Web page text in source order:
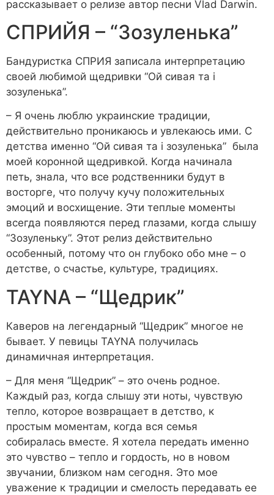
рассказывает о релизе автор песни Vlad Darwin.
СПРИЙЯ – “Зозуленька”
Бандуристка СПРИЯ записала интерпретацию
своей любимой щедривки “Ой сивая та і
зозуленька”.
– Я очень люблю украинские традиции,
действительно проникаюсь и увлекаюсь ими. С
детства именно “Ой сивая та і зозуленька” была
моей коронной щедривкой. Когда начинала
петь, знала, что все родственники будут в
восторге, что получу кучу положительных
эмоций и восхищение. Эти теплые моменты
всегда появляются перед глазами, когда слышу
“Зозуленьку”. Этот релиз действительно
особенный, потому что он глубоко обо мне – о
детстве, о счастье, культуре, традициях.
TAYNA – “Щедрик”
Каверов на легендарный “Щедрик” многое не
бывает. У певицы TAYNA получилась
динамичная интерпретация.
– Для меня “Щедрик” – это очень родное.
Каждый раз, когда слышу эти ноты, чувствую
тепло, которое возвращает в детство, к
простым моментам, когда вся семья
собиралась вместе. Я хотела передать именно
это чувство – тепло и гордость, но в новом
звучании, близком нам сегодня. Это мое
уважение к традиции и смелость передавать ее